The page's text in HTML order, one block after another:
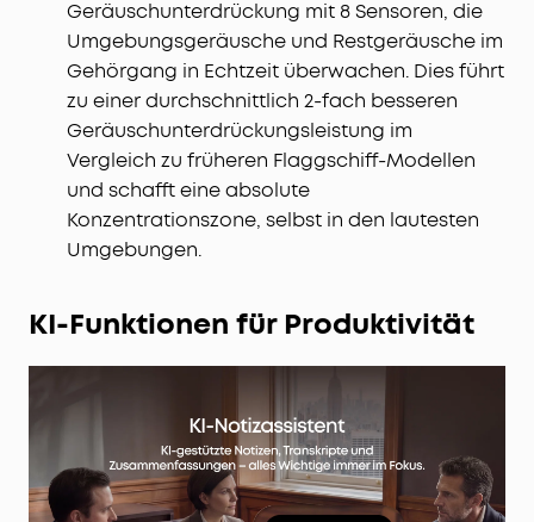
Geräuschunterdrückung mit 8 Sensoren, die
Umgebungsgeräusche und Restgeräusche im
Gehörgang in Echtzeit überwachen. Dies führt
zu einer durchschnittlich 2-fach besseren
Geräuschunterdrückungsleistung im
Vergleich zu früheren Flaggschiff-Modellen
und schafft eine absolute
Konzentrationszone, selbst in den lautesten
Umgebungen.
KI-Funktionen für Produktivität